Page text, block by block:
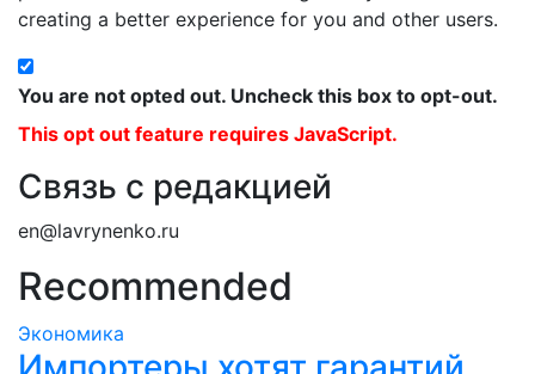
creating a better experience for you and other users.
You are not opted out. Uncheck this box to opt-out.
This opt out feature requires JavaScript.
Связь с редакцией
en@lavrynenko.ru
Recommended
Экономика